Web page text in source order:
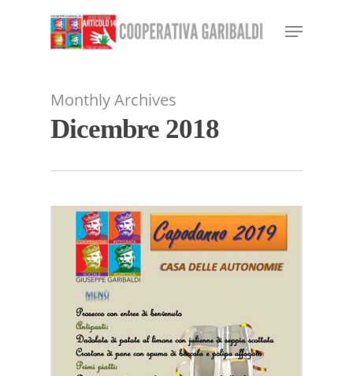
Menu
Monthly Archives
Dicembre 2018